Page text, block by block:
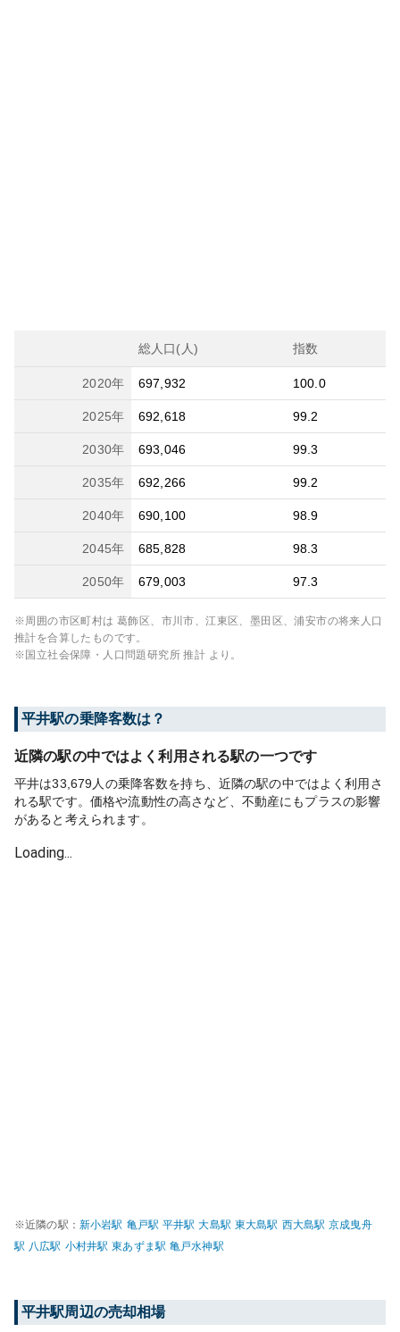
総人口(人) 指数
2020年 697,932 100.0
2025年 692,618 99.2
2030年 693,046 99.3
2035年 692,266 99.2
2040年 690,100 98.9
2045年 685,828 98.3
2050年 679,003 97.3
※周囲の市区町村は 葛飾区、市川市、江東区、墨田区、浦安市の将来人口
推計を合算したものです。
※国立社会保障・人口問題研究所 推計 より。
平井駅の乗降客数は？
近隣の駅の中ではよく利用される駅の一つです
平井は33,679人の乗降客数を持ち、近隣の駅の中ではよく利用さ
れる駅です。価格や流動性の高さなど、不動産にもプラスの影響
があると考えられます。
Loading...
※近隣の駅： 新小岩駅 亀戸駅 平井駅 大島駅 東大島駅 西大島駅 京成曳舟
駅 八広駅 小村井駅 東あずま駅 亀戸水神駅
平井駅周辺の売却相場